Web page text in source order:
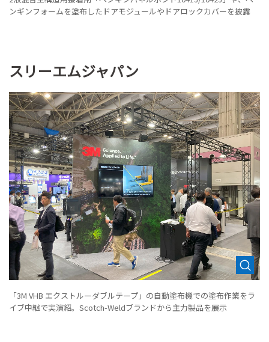
ンギンフォームを塗布したドアモジュールやドアロックカバーを披露
スリーエムジャパン
「3M VHB エクストルーダブルテープ」の自動塗布機での塗布作業をラ
イブ中継で実演紹。Scotch-Weldブランドから主力製品を展示